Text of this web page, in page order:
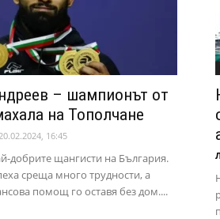
– шампионът от
на Тополчане
16:45
добрите щангисти на България.
среща много трудности, а
помощ го оставя без дом....